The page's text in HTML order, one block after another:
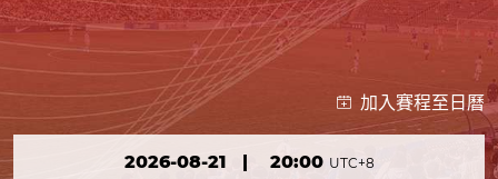
加入賽程至日曆
2026-08-21| 20:00 UTC+8